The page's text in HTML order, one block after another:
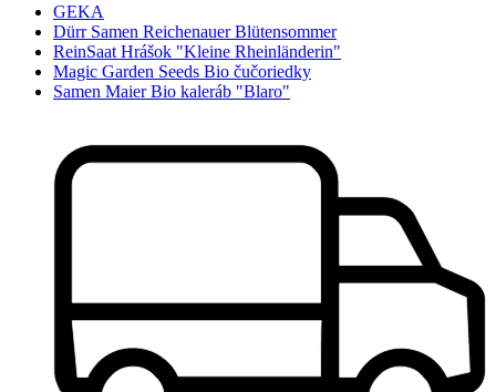
GEKA
Dürr Samen Reichenauer Blütensommer
ReinSaat Hrášok "Kleine Rheinländerin"
Magic Garden Seeds Bio čučoriedky
Samen Maier Bio kaleráb "Blaro"